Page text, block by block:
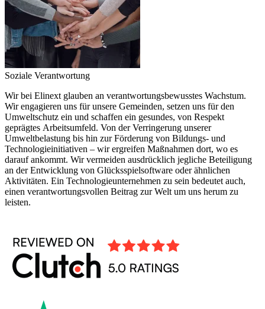
Soziale Verantwortung
Wir bei Elinext glauben an verantwortungsbewusstes Wachstum.
Wir engagieren uns für unsere Gemeinden, setzen uns für den
Umweltschutz ein und schaffen ein gesundes, von Respekt
geprägtes Arbeitsumfeld. Von der Verringerung unserer
Umweltbelastung bis hin zur Förderung von Bildungs- und
Technologieinitiativen – wir ergreifen Maßnahmen dort, wo es
darauf ankommt. Wir vermeiden ausdrücklich jegliche Beteiligung
an der Entwicklung von Glücksspielsoftware oder ähnlichen
Aktivitäten. Ein Technologieunternehmen zu sein bedeutet auch,
einen verantwortungsvollen Beitrag zur Welt um uns herum zu
leisten.